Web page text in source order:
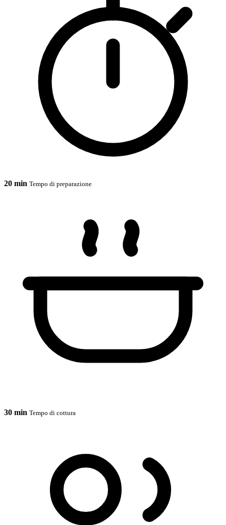
20 min Tempo di preparazione
30 min Tempo di cottura